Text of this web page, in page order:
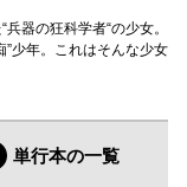
器の狂科学者“の少女。
少年。これはそんな少女
単行本の一覧